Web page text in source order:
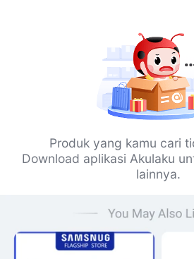
Produk yang kamu cari
Download aplikasi Akulaku
lainnya.